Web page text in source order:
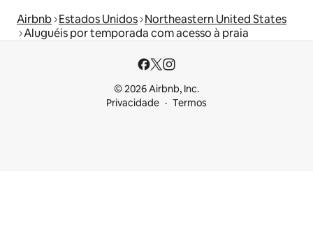
Airbnb Estados Unidos Northeastern United States
Aluguéis por temporada com acesso à praia
© 2026 Airbnb, Inc.
Privacidade
Termos